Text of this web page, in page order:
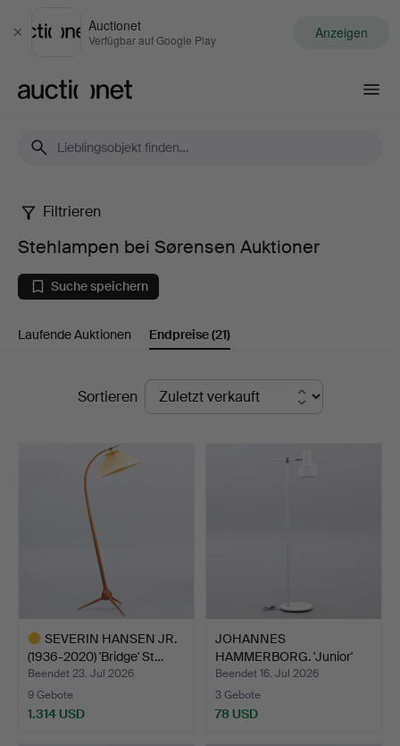
Schließen
Auctionet
Verfügbar auf Google Play Anzeigen
Stehlampen
bei
Sørensen
Auktioner
Filtrieren
Stehlampen bei Sørensen Auktioner
Suche speichern
Laufende Auktionen Endpreise(21)
EndpreiseSortieren
SEVERIN HANSEN JR.
(1936-2020) 'Bridge' St…
Beendet 23. Jul 2026
9 Gebote
1.314 USD
JOHANNES
HAMMERBORG. 'Junior'
Stehleuchte,…
Beendet 16. Jul 2026
3 Gebote
78 USD